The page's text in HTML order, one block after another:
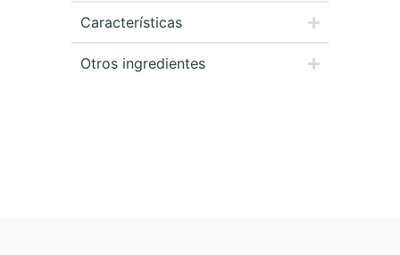
Características
Otros ingredientes